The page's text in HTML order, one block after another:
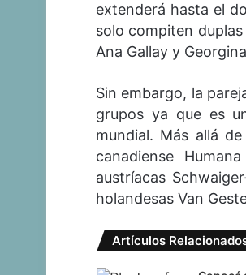
extenderá hasta el
solo compiten
Ana Gallay y
Sin embargo, la
grupos ya que es
mundial. Más allá
canadiense
austríacas
holandesas Van
Artículos